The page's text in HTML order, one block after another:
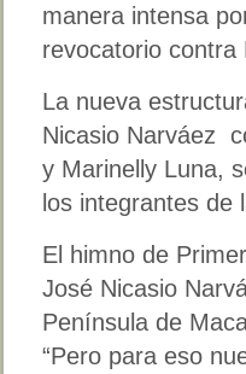
manera intensa
revocatorio contra
La nueva
Nicasio Narváez
y Marinelly Luna,
los integrantes de
El himno de
José Nicasio
Península de
“Pero para eso